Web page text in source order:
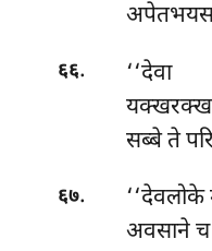
६६.
सब्बे ते
६७.
अवसाने च